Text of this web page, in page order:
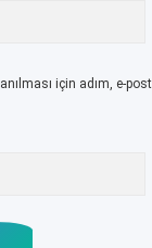
için adım, e-